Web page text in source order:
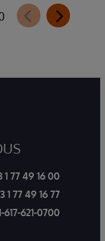
1 77 49 16 00
1 77 49 16 77
617-621-0700